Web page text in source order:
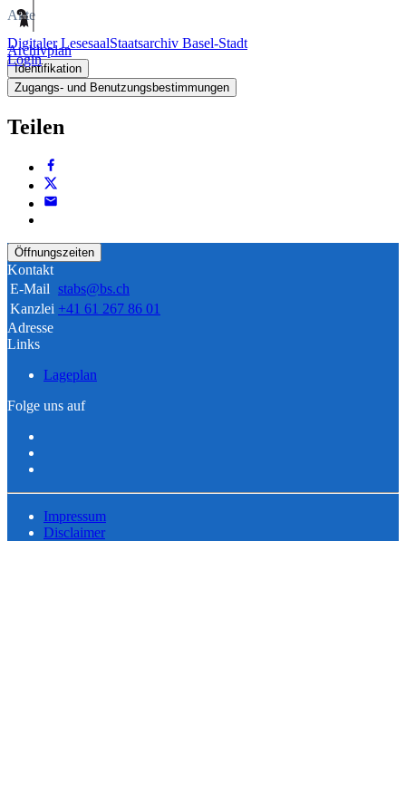
Digitaler LesesaalStaatsarchiv Basel-Stadt
Login
Akte
Archivplan
Identifikation
Zugangs- und Benutzungsbestimmungen
Teilen
Öffnungszeiten
Kontakt
E-Mail stabs@bs.ch
Kanzlei +41 61 267 86 01
Adresse
Links
Lageplan
Folge uns auf
Impressum
Disclaimer